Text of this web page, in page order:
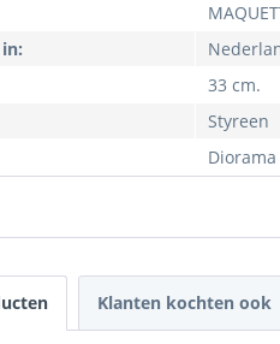
33 cm.
Styreen
Klanten kochten ook